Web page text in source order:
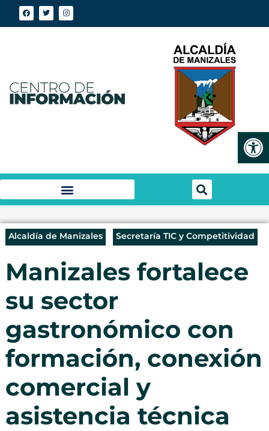
Alcaldía de Manizales Secretaría TIC y Competitividad
Manizales fortalece
su sector
gastronómico con
formación, conexión
comercial y
asistencia técnica